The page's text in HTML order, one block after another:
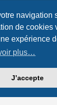
navigation
de cookies
expérience
plus…
J’accepte
Développé par